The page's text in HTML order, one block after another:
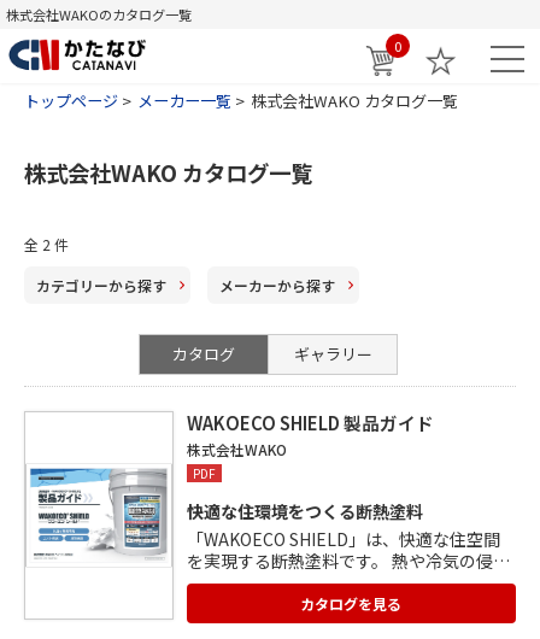
株式会社WAKOのカタログ一覧
0
トップページ メーカー一覧 株式会社WAKO カタログ一覧
株式会社WAKO カタログ一覧
全 2 件
カテゴリーから探す メーカーから探す
カタログ ギャラリー
WAKOECO SHIELD 製品ガイド
株式会社WAKO
PDF
快適な住環境をつくる断熱塗料
「WAKOECO SHIELD」は、快適な住空間
を実現する断熱塗料です。 熱や冷気の侵入
を防ぎ、夏は涼しく冬は暖かい状態を保ち
す。 特殊多孔質セラミックスが静電気の発
カタログを見る